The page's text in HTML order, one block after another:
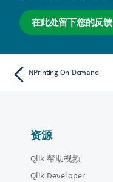
在此处留下您的反馈
NPrinting On-Demand
资源
Qlik 帮助视频
Qlik Developer